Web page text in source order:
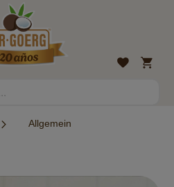
Lista
Mi
cesta
Allgemein